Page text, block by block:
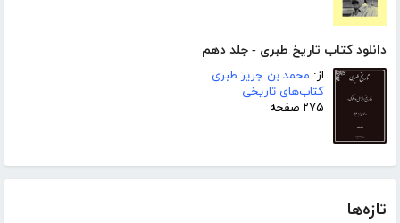
دانلود کتاب تاریخ طبری - جلد دهم
از: محمد بن جریر طبری
کتاب‌های تاریخی
۲۷۵ صفحه
تازه‌ها